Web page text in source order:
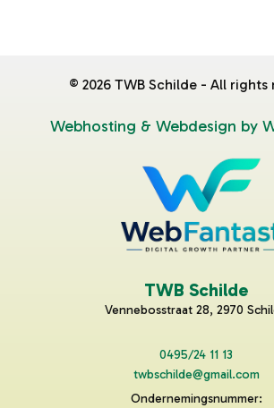
© 2026 TWB Schilde - All rights
Webhosting & Webdesign by
TWB Schilde
Vennebosstraat 28, 2970
0495/24 11 13
twbschilde@gmail.com
Ondernemingsnummer: